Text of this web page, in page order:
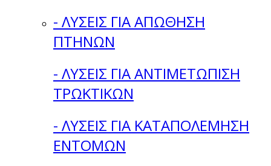
- ΛΥΣΕΙΣ ΓΙΑ ΑΠΩΘΗΣΗ
ΠΤΗΝΩΝ
- ΛΥΣΕΙΣ ΓΙΑ ΑΝΤΙΜΕΤΩΠΙΣΗ
ΤΡΩΚΤΙΚΩΝ
- ΛΥΣΕΙΣ ΓΙΑ ΚΑΤΑΠΟΛΕΜΗΣΗ
ΕΝΤΟΜΩΝ